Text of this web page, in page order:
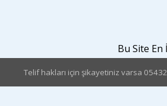
Bu Site
Telif hakları için şikayetiniz varsa